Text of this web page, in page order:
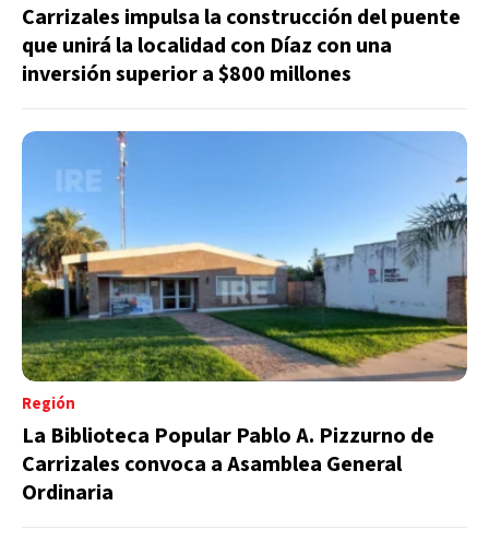
Carrizales impulsa la construcción del puente
que unirá la localidad con Díaz con una
inversión superior a $800 millones
Región
La Biblioteca Popular Pablo A. Pizzurno de
Carrizales convoca a Asamblea General
Ordinaria